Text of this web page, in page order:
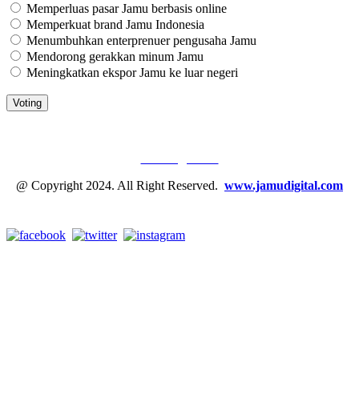
Memperluas pasar Jamu berbasis online
Memperkuat brand Jamu Indonesia
Menumbuhkan enterprenuer pengusaha Jamu
Mendorong gerakkan minum Jamu
Meningkatkan ekspor Jamu ke luar negeri
@ Copyright 2024. All Right Reserved. www.jamudigital.com